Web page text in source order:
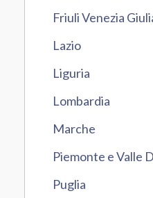
Friuli Venezia
Lazio
Liguria
Lombardia
Marche
Piemonte e Valle
Puglia